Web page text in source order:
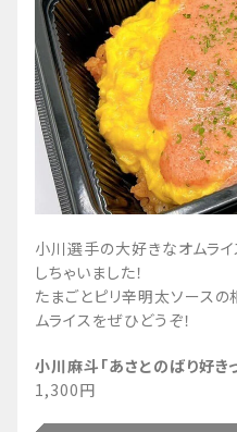
二上選手出身地の福井
した。
ードをぜひご賞味くだ
小川選手の大好きなオムラ
しちゃいました！
たまごとピリ辛明太ソース
ムライスをぜひどうぞ！
小川麻斗「あさとのばり好き
1,300円